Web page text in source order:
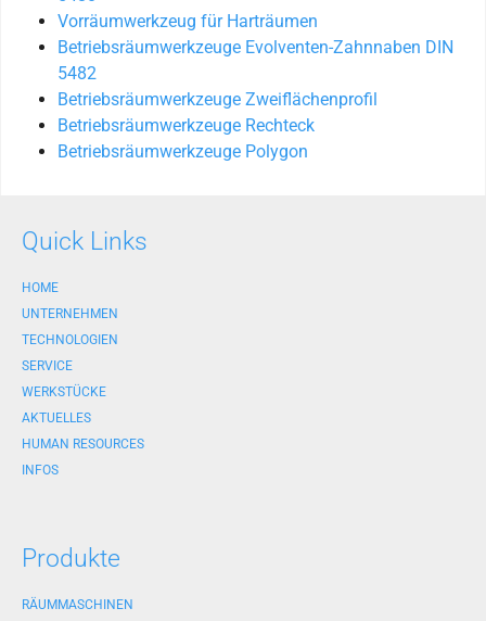
Vorräumwerkzeug für Harträumen
Betriebsräumwerkzeuge Evolventen-Zahnnaben DIN
5482
Betriebsräumwerkzeuge Zweiflächenprofil
Betriebsräumwerkzeuge Rechteck
Betriebsräumwerkzeuge Polygon
Quick Links
HOME
UNTERNEHMEN
TECHNOLOGIEN
SERVICE
WERKSTÜCKE
AKTUELLES
HUMAN RESOURCES
INFOS
Produkte
RÄUMMASCHINEN